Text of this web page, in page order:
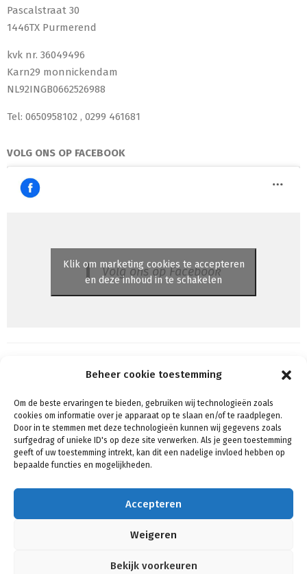
Beheer cookie toestemming
Om de beste ervaringen te bieden, gebruiken wij technologieën zoals
cookies om informatie over je apparaat op te slaan en/of te raadplegen.
Door in te stemmen met deze technologieën kunnen wij gegevens zoals
surfgedrag of unieke ID's op deze site verwerken. Als je geen toestemming
geeft of uw toestemming intrekt, kan dit een nadelige invloed hebben op
bepaalde functies en mogelijkheden.
Accepteren
Weigeren
Bekijk voorkeuren
Pascalstraat 30
1446TX Purmerend
kvk nr. 36049496
Karn29 monnickendam
NL92INGB0662526988
Tel: 0650958102 , 0299 461681
VOLG ONS OP FACEBOOK
Volg ons op Facebook
Klik om marketing cookies te accepteren
en deze inhoud in te schakelen
Algemene voorwaarden
Voorwaarden & condities
Cookiebeleid (EU)
Privacy
Mijn account